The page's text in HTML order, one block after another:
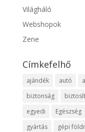
Világháló
Webshopok
Zene
Címkefelhő
ajándék autó
biztonság
egyedi
Egészség
gyártás
gépi